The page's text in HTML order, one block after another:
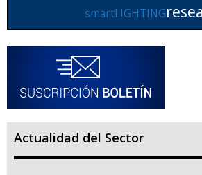
smartLIGHTING
Actualidad del Sector